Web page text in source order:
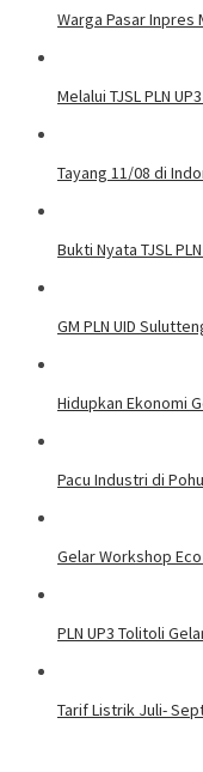
Warga Pasar Inpres
Melalui TJSL PLN
Tayang 11/08 di
Bukti Nyata TJSL
GM PLN UID
Hidupkan Ekonomi
Pacu Industri di
Gelar Workshop
PLN UP3 Tolitoli
Tarif Listrik Juli-